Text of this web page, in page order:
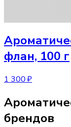
флан, 100 г
1 300 ₽
брендов